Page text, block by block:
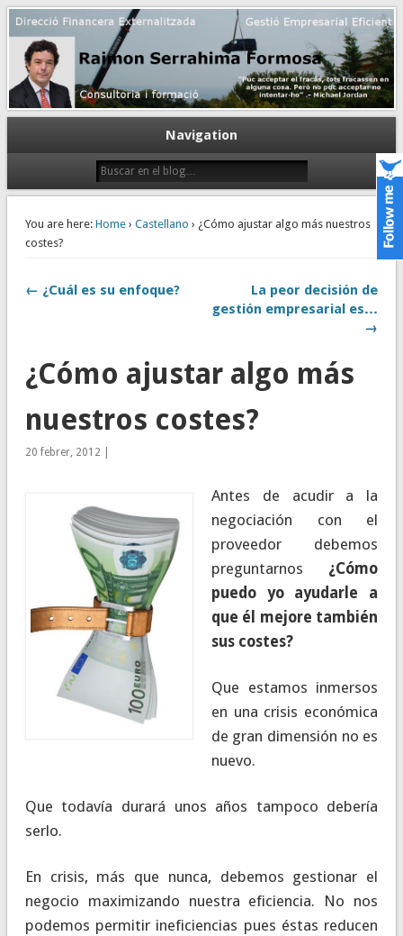
Dirección financiera de la PyME
Gestión empresarial eficiente. Dirección financiera externalizada.
Navigation
You are here: Home› Castellano › ¿Cómo ajustar algo más nuestros
costes?
← ¿Cuál es su enfoque?
La peor decisión de
gestión empresarial es…
→
¿Cómo ajustar algo más
nuestros costes?
20 febrer, 2012 |
Antes de acudir a la
negociación con el
proveedor debemos
preguntarnos ¿Cómo
puedo yo ayudarle a
que él mejore también
sus costes?
Que estamos inmersos
en una crisis económica
de gran dimensión no es
nuevo.
Que todavía durará unos años tampoco debería
serlo.
En crisis, más que nunca, debemos gestionar el
negocio maximizando nuestra eficiencia. No nos
podemos permitir ineficiencias pues éstas reducen